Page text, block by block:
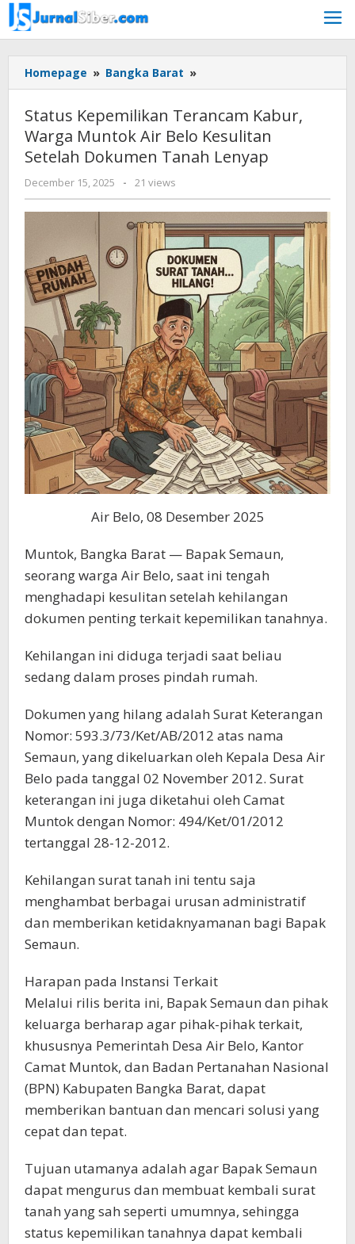
Skip
to
content
Homepage » Bangka Barat »
Kepemilikan
Kabur,
Warga
Muntok
Kesulitan
Setelah
Dokumen
Tanah
Lenyap
Status Kepemilikan Terancam Kabur,
Warga Muntok Air Belo Kesulitan
Setelah Dokumen Tanah Lenyap
December 15, 2025
by
yopi
herwindo
- 21 views
Air Belo, 08 Desember 2025
Muntok, Bangka Barat — Bapak Semaun,
seorang warga Air Belo, saat ini tengah
menghadapi kesulitan setelah kehilangan
dokumen penting terkait kepemilikan tanahnya.
Kehilangan ini diduga terjadi saat beliau
sedang dalam proses pindah rumah.
Dokumen yang hilang adalah Surat Keterangan
Nomor: 593.3/73/Ket/AB/2012 atas nama
Semaun, yang dikeluarkan oleh Kepala Desa Air
Belo pada tanggal 02 November 2012. Surat
keterangan ini juga diketahui oleh Camat
Muntok dengan Nomor: 494/Ket/01/2012
tertanggal 28-12-2012.
Kehilangan surat tanah ini tentu saja
menghambat berbagai urusan administratif
dan memberikan ketidaknyamanan bagi Bapak
Semaun.
Harapan pada Instansi Terkait
Melalui rilis berita ini, Bapak Semaun dan pihak
keluarga berharap agar pihak-pihak terkait,
khususnya Pemerintah Desa Air Belo, Kantor
Camat Muntok, dan Badan Pertanahan Nasional
(BPN) Kabupaten Bangka Barat, dapat
memberikan bantuan dan mencari solusi yang
cepat dan tepat.
Tujuan utamanya adalah agar Bapak Semaun
dapat mengurus dan membuat kembali surat
tanah yang sah seperti umumnya, sehingga
status kepemilikan tanahnya dapat kembali